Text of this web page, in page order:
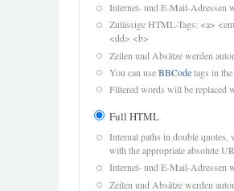
Internet- und E-Mail-Adressen
Zulässige HTML-Tags: <a>
<dd> <b>
Zeilen und Absätze werden
You can useBBCodetags in
Filtered words will be replaced
Full HTML
Internal paths in double quotes,
with the appropriate absolute
Internet- und E-Mail-Adressen
Zeilen und Absätze werden